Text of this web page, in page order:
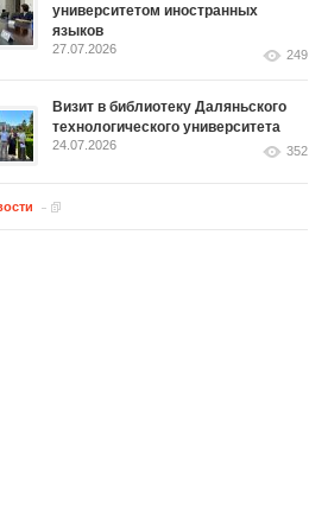
университетом иностранных
языков
27.07.2026 249
Визит в библиотеку Даляньского
технологического университета
24.07.2026 352